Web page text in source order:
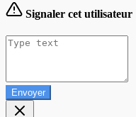
Signaler cet utilisateur
Envoyer